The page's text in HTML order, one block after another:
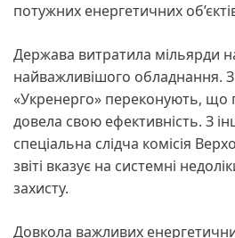
потужних енергетичних
Держава витратила мільярди
найважливішого обладнання.
«Укренерго» переконують, що
довела свою ефективність. З
спеціальна слідча комісія
звіті вказує на системні
захисту.
Довкола важливих